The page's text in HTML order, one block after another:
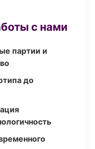
с нами
партии и
до